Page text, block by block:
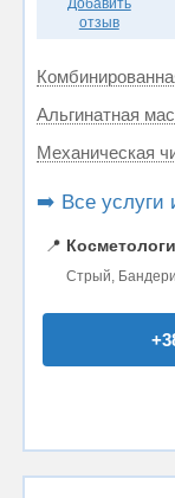
Добавить
отзыв
Альгинатная
Механическая
➡️ Все услуги
📍
Стрый,